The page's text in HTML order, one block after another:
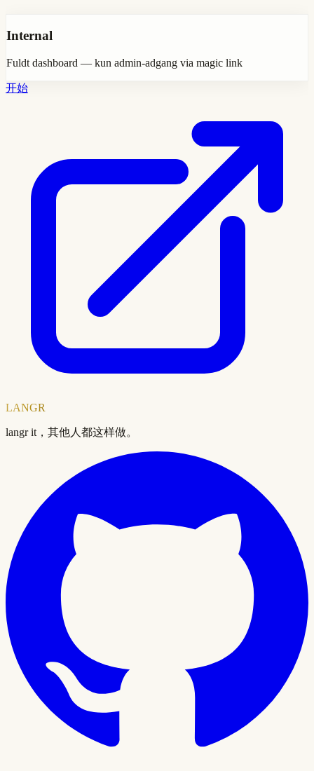
Internal
Fuldt dashboard — kun admin-adgang via magic link
开始
LANGR
langr it，其他人都这样做。